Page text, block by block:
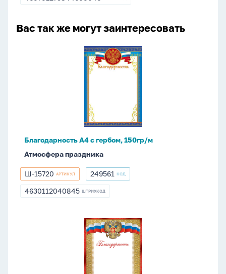
460701275844600046
Вас так же могут заинтересовать
Благодарность
Благодарность А4 с гербом, 150гр/м
Атмосфера праздника
Ш-15720
Ш-15720 АРТИКУЛ 249561
249561 КОД
4630112040845
4630112040845 ШТРИХКОД
Благодарность